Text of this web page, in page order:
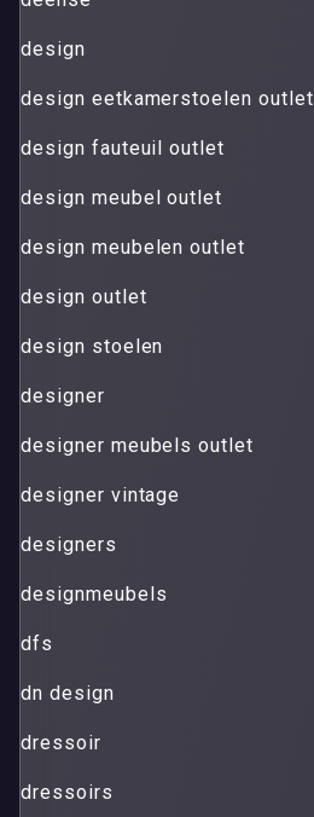
design
design eetkamerstoelen outlet
design fauteuil outlet
design meubel outlet
design meubelen outlet
design outlet
design stoelen
designer
designer meubels outlet
designer vintage
designers
designmeubels
dfs
dn design
dressoir
dressoirs